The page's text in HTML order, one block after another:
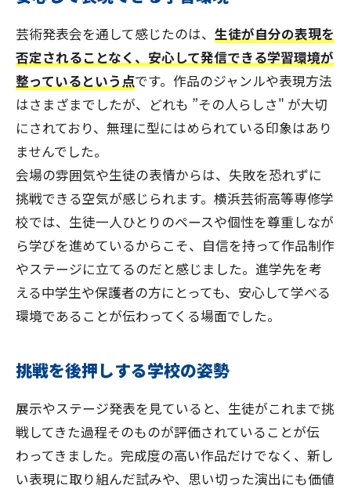
芸術発表会を通して感じたのは、生徒が自分の表現を
否定されることなく、安心して発信できる学習環境が
整っているという点です。作品のジャンルや表現方法
はさまざまでしたが、どれも ”その人らしさ" が大切
にされており、無理に型にはめられている印象はあり
ませんでした。
会場の雰囲気や生徒の表情からは、失敗を恐れずに
挑戦できる空気が感じられます。横浜芸術高等専修学
校では、生徒一人ひとりのペースや個性を尊重しなが
ら学びを進めているからこそ、自信を持って作品制作
やステージに立てるのだと感じました。進学先を考
える中学生や保護者の方にとっても、安心して学べる
環境であることが伝わってくる場面でした。
挑戦を後押しする学校の姿勢
展示やステージ発表を見ていると、生徒がこれまで挑
戦してきた過程そのものが評価されていることが伝
わってきました。完成度の高い作品だけでなく、新し
い表現に取り組んだ試みや、思い切った演出にも価値